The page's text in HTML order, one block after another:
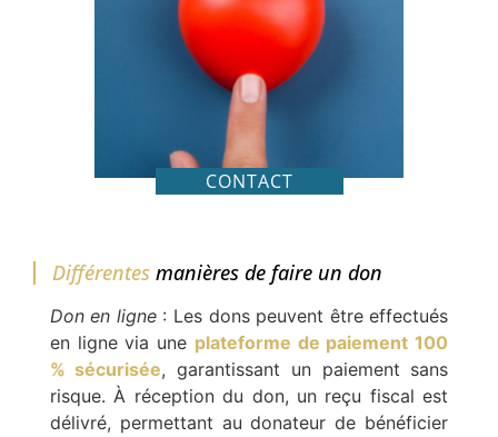
CONTACT
Différentesmanières de faire un don
Don en ligne: Les dons peuvent être effectués
en ligne via une plateforme de paiement 100
% sécurisée, garantissant un paiement sans
risque. À réception du don, un reçu fiscal est
délivré, permettant au donateur de bénéficier